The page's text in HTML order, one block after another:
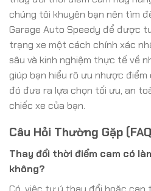
chúng tôi khuyên bạn nên tìm
Garage Auto Speedy để được
trạng xe một cách chính xác
sâu và kinh nghiệm thực tế về
giúp bạn hiểu rõ ưu nhược
đó đưa ra lựa chọn tối ưu, an
chiếc xe của bạn.
Câu Hỏi Thường Gặp
Thay đổi thời điểm cam có
không?